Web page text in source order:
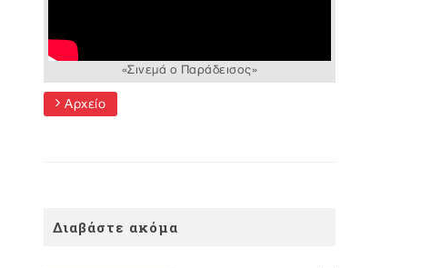
«Σινεμά ο Παράδεισος»
Αρχείο
Διαβάστε ακόμα